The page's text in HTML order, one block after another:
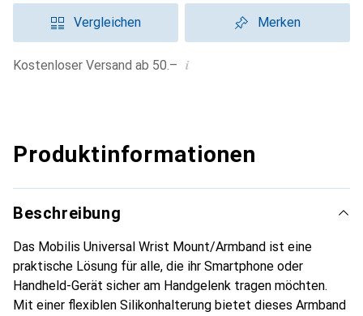
Vergleichen Merken
Kostenloser Versand ab 50.– i
Produktinformationen
Beschreibung
Das Mobilis Universal Wrist Mount/Armband ist eine
praktische Lösung für alle, die ihr Smartphone oder
Handheld-Gerät sicher am Handgelenk tragen möchten.
Mit einer flexiblen Silikonhalterung bietet dieses Armband